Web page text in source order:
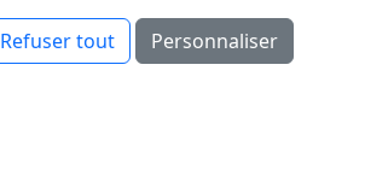
Refuser tout Personnaliser